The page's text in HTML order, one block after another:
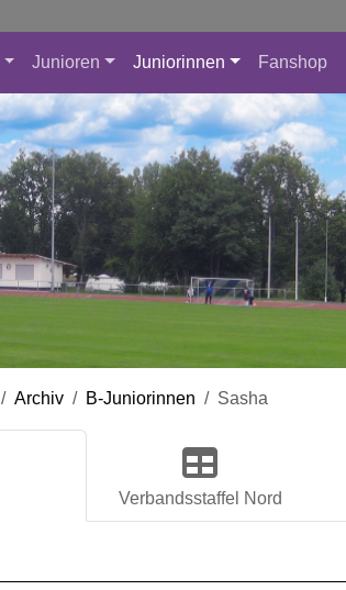
Junioren Juniorinnen Fanshop
Archiv B-Juniorinnen Sasha
Verbandsstaffel Nord